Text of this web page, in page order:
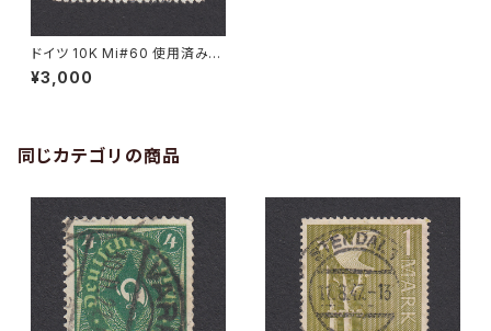
ドイツ 10K Mi#60 使用済み切
手｜ZDITZ 7.V.1942
¥3,000
同じカテゴリの商品